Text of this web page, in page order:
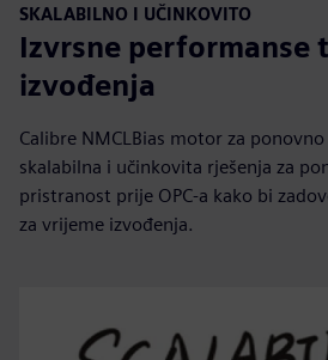
SKALABILNO I UČINKOVITO
Izvrsne performanse
izvođenja
Calibre NMCLBias motor za
skalabilna i učinkovita rješenja za
pristranost prije OPC-a kako bi
za vrijeme izvođenja.